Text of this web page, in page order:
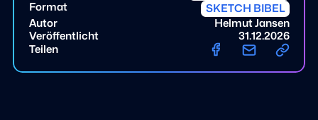
Format
SKETCH BIBEL
Autor
Helmut Jansen
Veröffentlicht
31.12.2026
Teilen